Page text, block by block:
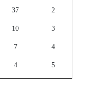
2
37
3
10
4
7
5
4